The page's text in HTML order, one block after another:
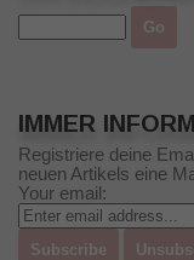
IMMER
Registriere deine
neuen Artikels eine
Your email: